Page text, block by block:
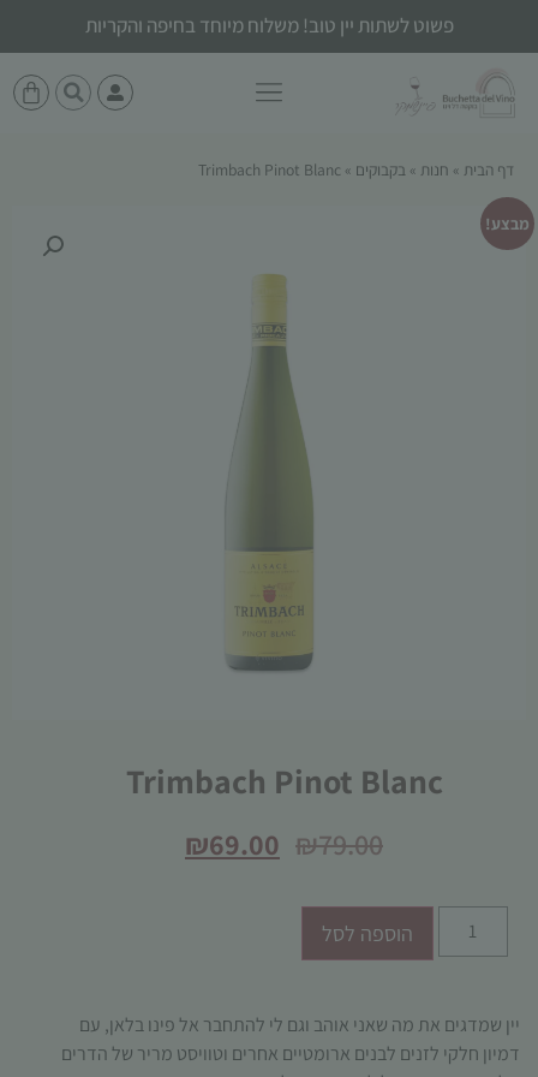
פשוט לשתות יין טוב! משלוח מיוחד בחיפה והקריות
דף הבית » חנות » בקבוקים »
Trimbach Pinot Blanc
Trimbach Pinot Blanc
₪79.00
₪69.00
הוספה לסל
יין שמדגים את מה שאני אוהב וגם לי להתחבר אל פינו בלאן, עם
דמיון חלקי לזנים לבנים ארומטיים אחרים וטוויסט מריר של הדרים
מבצע!
קובצי
אלו אינם
אופציונליים.
סטטיסטיקות
לשפר את